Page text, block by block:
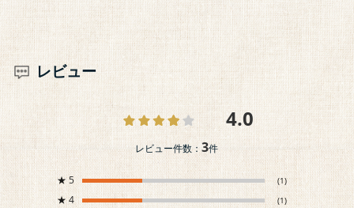
レビュー
4.0
レビュー件数：3件
★ 5 (1)
★ 4 (1)